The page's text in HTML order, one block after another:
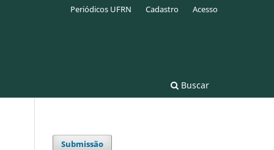
Buscar
Periódicos UFRN Cadastro Acesso
Submissão